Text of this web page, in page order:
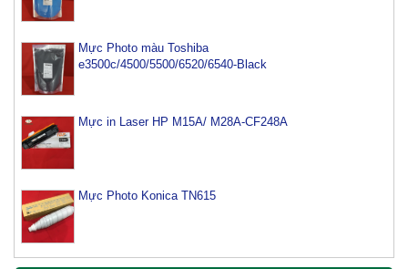
Mực Photo màu Toshiba
e3500c/4500/5500/6520/6540-Black
Mực in Laser HP M15A/ M28A-CF248A
Mực Photo Konica TN615
3554SP
Tham Khảo
Mực đổ photo ricoh MP 3054/3554/4054/5054/6054